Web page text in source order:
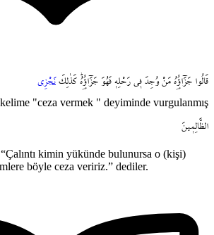
قَالُوا جَزَٓاؤُ۬هُ مَنْ وُجِدَ ف۪ي رَحْلِه۪ فَهُوَ جَزَٓاؤُ۬هُۜ كَذٰلِكَ نَجْزِي
"ceza vermek " deyiminde vurgulanmış
الظَّالِم۪ينَ
kimin yükünde bulunursa o (kişi)
böyle ceza veririz.” dediler.